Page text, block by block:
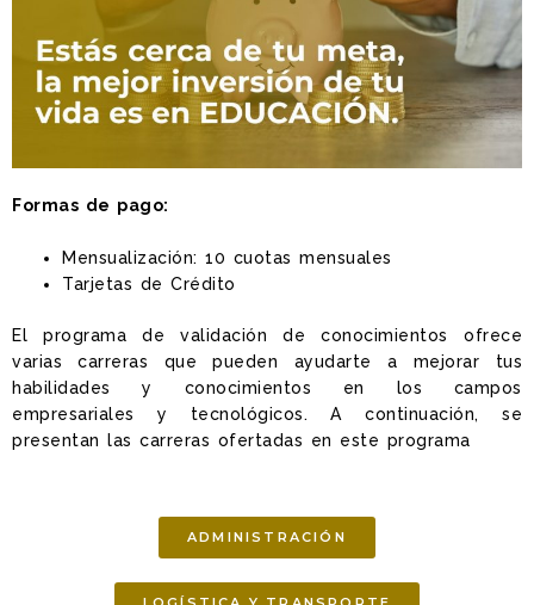
Formas de pago:
Mensualización: 10 cuotas mensuales
Tarjetas de Crédito
El programa de validación de conocimientos ofrece
varias carreras que pueden ayudarte a mejorar tus
habilidades y conocimientos en los campos
empresariales y tecnológicos. A continuación, se
presentan las carreras ofertadas en este programa
ADMINISTRACIÓN